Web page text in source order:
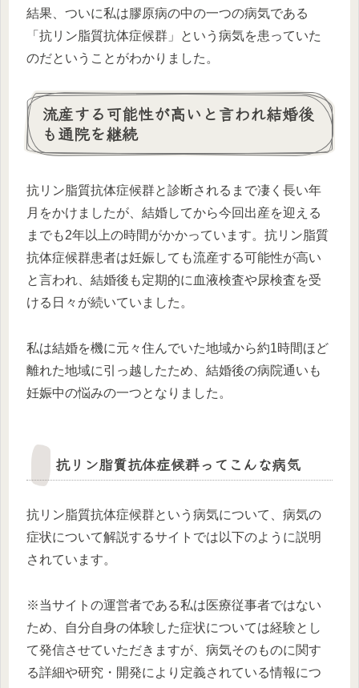
結果、ついに私は膠原病の中の一つの病気である
「抗リン脂質抗体症候群」という病気を患っていた
のだということがわかりました。
流産する可能性が高いと言われ結婚後
も通院を継続
抗リン脂質抗体症候群と診断されるまで凄く長い年
月をかけましたが、結婚してから今回出産を迎える
までも2年以上の時間がかかっています。抗リン脂質
抗体症候群患者は妊娠しても流産する可能性が高い
と言われ、結婚後も定期的に血液検査や尿検査を受
ける日々が続いていました。
私は結婚を機に元々住んでいた地域から約1時間ほど
離れた地域に引っ越したため、結婚後の病院通いも
妊娠中の悩みの一つとなりました。
抗リン脂質抗体症候群ってこんな病気
抗リン脂質抗体症候群という病気について、病気の
症状について解説するサイトでは以下のように説明
されています。
※当サイトの運営者である私は医療従事者ではない
ため、自分自身の体験した症状については経験とし
て発信させていただきますが、病気そのものに関す
る詳細や研究・開発により定義されている情報につ